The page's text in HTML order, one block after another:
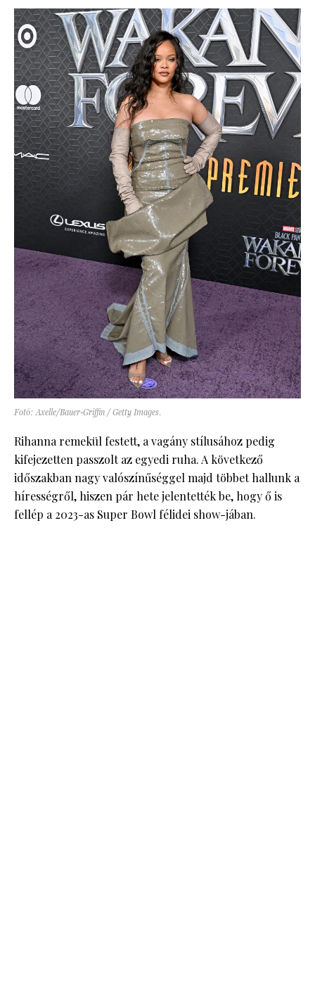
Fotó: Axelle/Bauer-Griffin / Getty Images.
Rihanna remekül festett, a vagány stílusához pedig
kifejezetten passzolt az egyedi ruha. A következő
időszakban nagy valószínűséggel majd többet hallunk a
hírességről, hiszen pár hete jelentették be, hogy ő is
fellép a 2023-as Super Bowl félidei show-jában.